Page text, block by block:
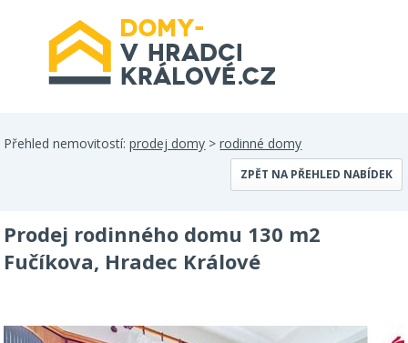
Přehled nemovitostí:prodej domy >rodinné domy
ZPĚT NA PŘEHLED NABÍDEK
Prodej rodinného domu 130 m2
Fučíkova, Hradec Králové